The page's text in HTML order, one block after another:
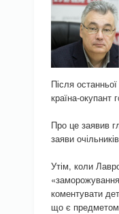
Після
країна-окупант
Про це заявив
заяви
Утім, коли
коментувати
що є предметом